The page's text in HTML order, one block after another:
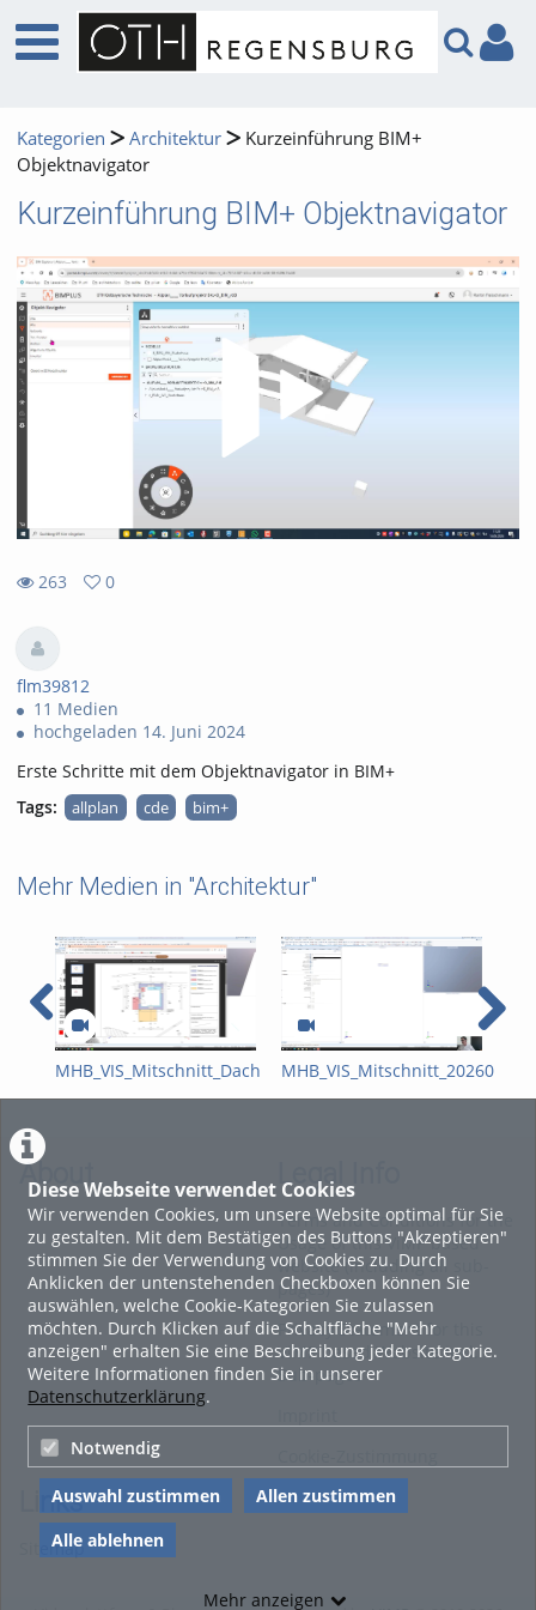
Diese Webseite verwendet Cookies
Wir verwenden Cookies, um unsere Website optimal für Sie
zu gestalten. Mit dem Bestätigen des Buttons "Akzeptieren"
stimmen Sie der Verwendung von Cookies zu. Durch
Anklicken der untenstehenden Checkboxen können Sie
auswählen, welche Cookie-Kategorien Sie zulassen
möchten. Durch Klicken auf die Schaltfläche "Mehr
anzeigen" erhalten Sie eine Beschreibung jeder Kategorie.
Weitere Informationen finden Sie in unserer
Datenschutzerklärung.
Notwendig
Auswahl zustimmen
Allen zustimmen
Alle ablehnen
Mehr anzeigen
Kategorien Architektur
Kurzeinführung BIM+
Objektnavigator
Kurzeinführung BIM+ Objektnavigator
263
views
0
favorites
flm39812
11 Medien
hochgeladen 14. Juni 2024
Erste Schritte mit dem Objektnavigator in BIM+
Tags:
allplan cde bim+
Mehr Medien in "Architektur"
MHB_VIS_Mitschnitt_Dach
About Legal Info
Terms and Conditions for the
Usage of this ViMP based
website (including all sub-
pages)
Privacy Statement for this
ViMP based Website incl.
Sub-pages
Links
Sitemap